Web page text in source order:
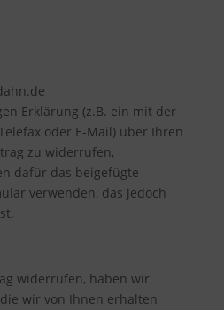
Erklärung (z.B. ein mit der
oder E-Mail) über Ihren
zu widerrufen,
dafür das beigefügte
verwenden, das jedoch
widerrufen, haben wir
wir von Ihnen erhalten